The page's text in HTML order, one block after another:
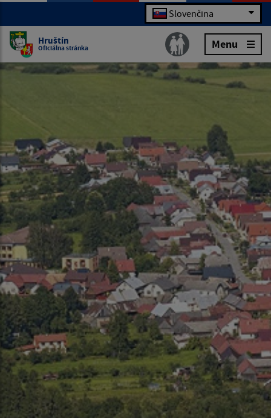
Slovenčina
Hruštín
Oficiálna stránka Menu